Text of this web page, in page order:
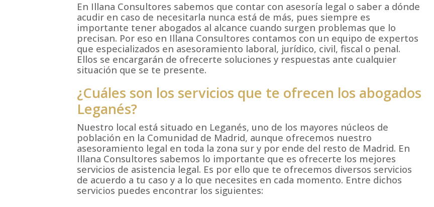
En Illana Consultores sabemos que contar con asesoría legal o saber a dónde
acudir en caso de necesitarla nunca está de más, pues siempre es
importante tener abogados al alcance cuando surgen problemas que lo
precisan. Por eso en Illana Consultores contamos con un equipo de expertos
que especializados en asesoramiento laboral, jurídico, civil, fiscal o penal.
Ellos se encargarán de ofrecerte soluciones y respuestas ante cualquier
situación que se te presente.
¿Cuáles son los servicios que te ofrecen los abogados
Leganés?
Nuestro local está situado en Leganés, uno de los mayores núcleos de
población en la Comunidad de Madrid, aunque ofrecemos nuestro
asesoramiento legal en toda la zona sur y por ende del resto de Madrid. En
Illana Consultores sabemos lo importante que es ofrecerte los mejores
servicios de asistencia legal. Es por ello que te ofrecemos diversos servicios
de acuerdo a tu caso y a lo que necesites en cada momento. Entre dichos
servicios puedes encontrar los siguientes: